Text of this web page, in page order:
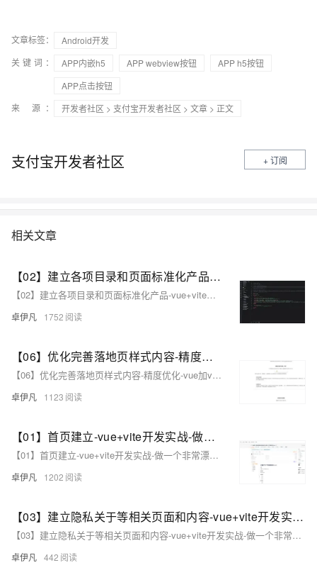
文章标签：
Android开发
关键词：
APP内嵌h5 APP webview按钮
APP h5按钮
APP点击按钮
来 源：
开发者社区 > 支付宝开发者社区 > 文章 > 正文
支付宝开发者社区 + 订阅
相关文章
【02】建立各项目录和页面标准化产品-vue+vite开发实战-做一个非常漂亮的APP下载落地页-支持PC和H5自适应提供安卓苹果鸿蒙下载和网页端访问-优雅草卓伊凡
【02】建立各项目录和页面标准化产品-vue+vite开发实战-做一个非常漂亮的APP下载落地页-支持PC和H5自适应提供安卓苹果鸿蒙下载和网页端访问-优雅草卓伊凡
卓伊凡 1752
【06】优化完善落地页样式内容-精度优化-vue加vite开发实战-做一个非常漂亮的APP下载落地页-支持PC和H5自适应提供安卓苹果鸿蒙下载和网页端访问-优雅草卓伊凡
【06】优化完善落地页样式内容-精度优化-vue加vite开发实战-做一个非常漂亮的APP下载落地页-支持PC和H5自适应提供安卓苹果鸿蒙下载和网页端访问-优雅草卓伊凡
卓伊凡 1123
【01】首页建立-vue+vite开发实战-做一个非常漂亮的APP下载落地页-支持PC和H5自适应提供安卓苹果鸿蒙下载和网页端访问-优雅草卓伊凡
【01】首页建立-vue+vite开发实战-做一个非常漂亮的APP下载落地页-支持PC和H5自适应提供安卓苹果鸿蒙下载和网页端访问-优雅草卓伊凡
卓伊凡 1202
【03】建立隐私关于等相关页面和内容-vue+vite开发实战-做一个非常漂亮的APP下载落地页-支持PC和H5自适应提供安卓苹果鸿蒙下载和网页端访问-优雅草卓伊凡
【03】建立隐私关于等相关页面和内容-vue+vite开发实战-做一个非常漂亮的APP下载落地页-支持PC和H5自适应提供安卓苹果鸿蒙下载和网页端访问-优雅草卓伊凡
卓伊凡 442